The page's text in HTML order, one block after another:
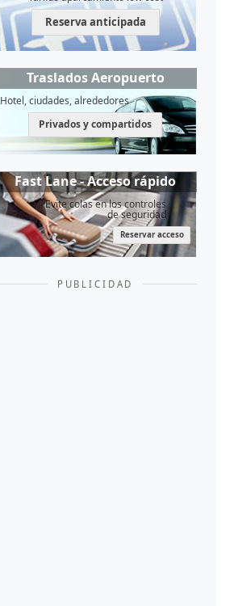
Reserva anticipada
Traslados Aeropuerto
Hotel, ciudades, alrededores
Privados y compartidos
Fast Lane - Acceso rápido
Evite colas en los controles
de seguridad
Reservar acceso
PUBLICIDAD